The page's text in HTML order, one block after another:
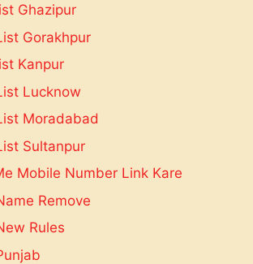
Ghazipur
Gorakhpur
Kanpur
Lucknow
Moradabad
Sultanpur
Mobile Number Link Kare
Remove
Rules